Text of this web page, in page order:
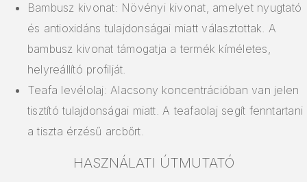
Bambusz kivonat: Növényi kivonat, amelyet nyugtató
és antioxidáns tulajdonságai miatt választottak. A
bambusz kivonat támogatja a termék kíméletes,
helyreállító profilját.
Teafa levélolaj: Alacsony koncentrációban van jelen
tisztító tulajdonságai miatt. A teafaolaj segít fenntartani
a tiszta érzésű arcbőrt.
HASZNÁLATI ÚTMUTATÓ